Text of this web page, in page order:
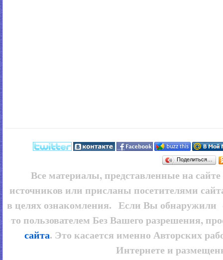
Поделиться…
Все материалы, представленные на сайте
источников или присланы посетителями
в целях ознакомления. Если Вы
то пользователем Без Вашего разрешения,
сайта. Это касается именно Авторских
Интернете и